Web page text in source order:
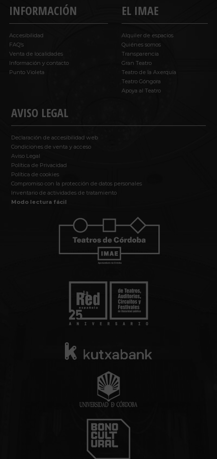
INFORMACIÓN
Accesibilidad
FAQ’s
Venta de localidades
Información y contacto
Punto Violeta
AVISO LEGAL
Declaración de accesibilidad web
Condiciones de venta y acceso
Aviso Legal
Política de Privacidad
Política de cookies
Compromiso con la protección de datos personales
Inventario de actividades de tratamiento
Modo lectura fácil
EL IMAE
Alquiler de espacios
Quiénes somos
Transparencia
Gran Teatro
Teatro de la Axerquía
Teatro Góngora
Apoya al Teatro